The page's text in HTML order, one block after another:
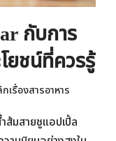
กับการ
ยชน์ที่ควรรู้
เรื่องสารอาหาร
ส้มสายชูแอปเปิ้ล